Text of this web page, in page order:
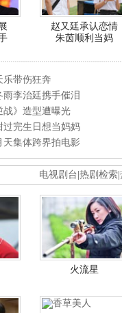
赵又廷承认恋情
朱茵顺利当妈
乐带伤狂奔
雨李治廷携手催泪
战》造型遭曝光
过完生日想当妈妈
天集体跨界拍电影
电视剧台 热剧检索
火流星